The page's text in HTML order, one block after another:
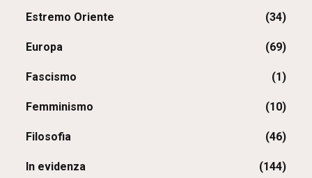
Estremo Oriente (34)
Europa (69)
Fascismo (1)
Femminismo (10)
Filosofia (46)
In evidenza (144)